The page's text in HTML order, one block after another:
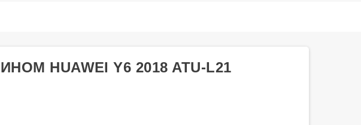
HUAWEI Y6 2018 ATU-L21